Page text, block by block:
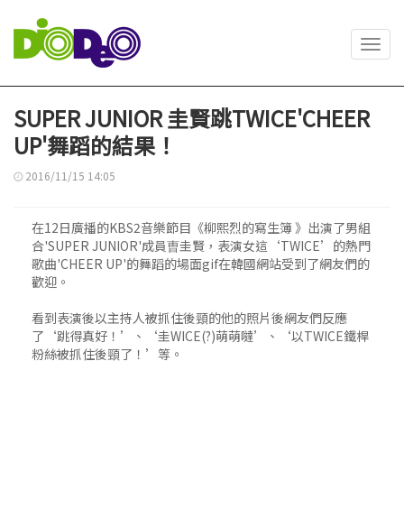
SUPER JUNIOR 圭賢跳TWICE'CHEER
UP'舞蹈的結果！
2016/11/15 14:05
在12日廣播的KBS2音樂節目《柳熙烈的寫生簿 》出演了男組
合'SUPER JUNIOR'成員曺圭賢，表演女這‘TWICE’的熱門
歌曲'CHEER UP'的舞蹈的場面gif在韓國網站受到了網友們的
歡迎。
看到表演後以主持人被抓住後頸的他的照片後網友們反應
了‘跳得真好！’、‘圭WICE(?)萌萌噠’、‘以TWICE鐵桿
粉絲被抓住後頸了！’等。